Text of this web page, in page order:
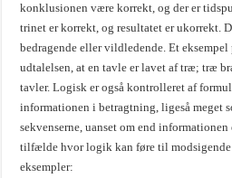
konklusionen være korrekt, og der er
trinet er korrekt, og resultatet er ukorrekt.
bedragende eller vildledende. Et eksempel
udtalelsen, at en tavle er lavet af træ; træ
tavler. Logisk er også kontrolleret af
informationen i betragtning, ligeså meget
sekvenserne, uanset om end
tilfælde hvor logik kan føre til modsigende
eksempler: